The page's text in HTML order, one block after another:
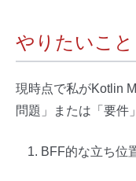
やりたいこと
現時点で私がKotlin
問題」または「要件
BFF的な立ち位